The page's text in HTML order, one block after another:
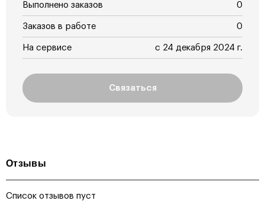
Выполнено заказов 0
Заказов в работе 0
На сервисе с 24 декабря 2024 г.
Связаться
Отзывы
Список отзывов пуст